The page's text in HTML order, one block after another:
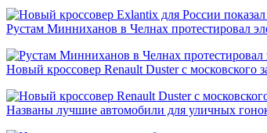
Рустам Минниханов в Челнах протестировал
Новый кроссовер Renault Duster с московского
Названы лучшие автомобили для уличных